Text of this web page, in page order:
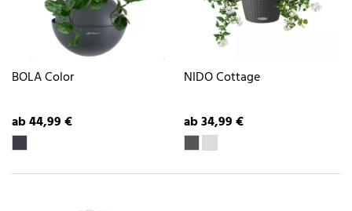
BOLA Color
ab 44,99 €
NIDO Cottage
ab 34,99 €